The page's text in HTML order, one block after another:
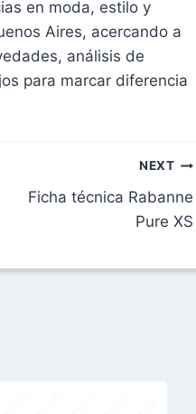
en moda, estilo y
Aires, acercando a
análisis de
para marcar diferencia
NEXT
Ficha técnica Rabanne
Pure XS